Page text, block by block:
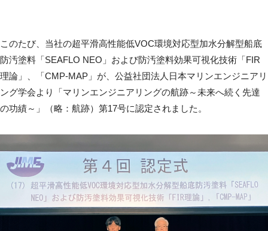
このたび、当社の超平滑高性能低VOC環境対応型加水分解型船底
防汚塗料「SEAFLO NEO」および防汚塗料効果可視化技術「FIR
理論」、「CMP-MAP」が、公益社団法人日本マリンエンジニアリ
ング学会より「マリンエンジニアリングの航跡～未来へ続く先達
の功績～」（略：航跡）第17号に認定されました。